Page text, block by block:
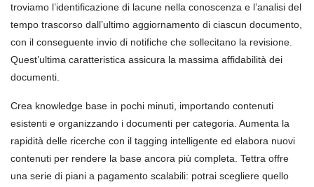
troviamo l’identificazione di lacune nella conoscenza e l’analisi del
tempo trascorso dall’ultimo aggiornamento di ciascun documento,
con il conseguente invio di notifiche che sollecitano la revisione.
Quest’ultima caratteristica assicura la massima affidabilità dei
documenti.
Crea knowledge base in pochi minuti, importando contenuti
esistenti e organizzando i documenti per categoria. Aumenta la
rapidità delle ricerche con il tagging intelligente ed elabora nuovi
contenuti per rendere la base ancora più completa. Tettra offre
una serie di piani a pagamento scalabili: potrai scegliere quello